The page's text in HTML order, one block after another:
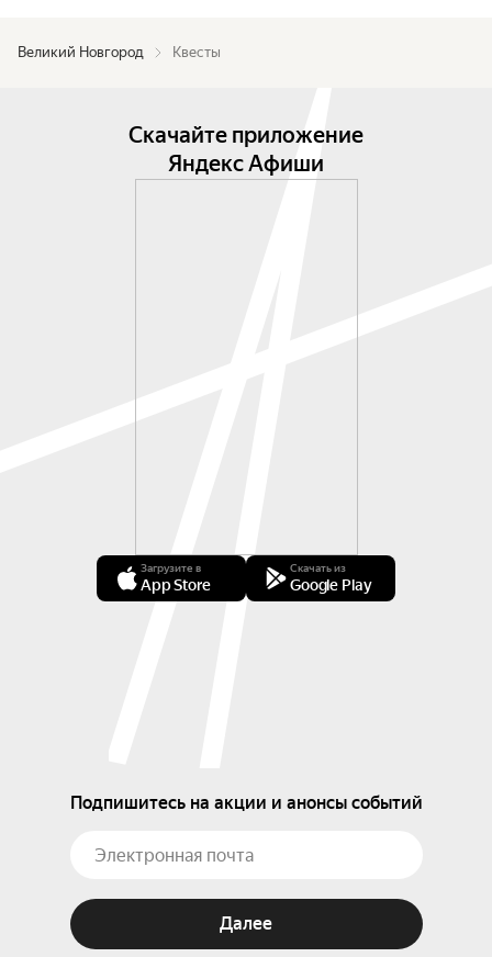
Великий Новгород Квесты
Скачайте приложение
Яндекс Афиши
Загрузите в
App Store
Скачать из
Google Play
Подпишитесь на акции и анонсы событий
Далее